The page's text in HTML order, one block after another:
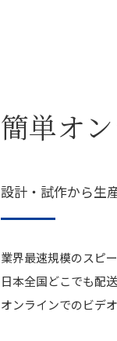
簡単オ
設計・試作から生
業界最速規模のスピ
日本全国どこでも配送
オンラインでのビデ